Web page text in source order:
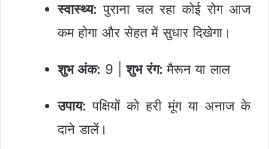
स्वास्थ्य: पुराना चल रहा कोई रोग आज
कम होगा और सेहत में सुधार दिखेगा।
शुभ अंक: 9 |शुभ रंग: मैरून या लाल
उपाय: पक्षियों को हरी मूंग या अनाज के
दाने डालें।